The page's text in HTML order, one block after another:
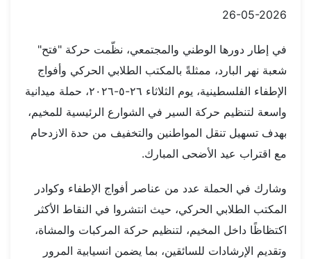
26-05-2026
في إطار دورها الوطني والمجتمعي، نظّمت حركة "فتح"
شعبة نهر البارد، ممثلةً بالمكتب الطلابي الحركي وأفواج
الإطفاء الفلسطينية، يوم الثلاثاء ٢٦-٥-٢٠٢٦، حملة ميدانية
واسعة لتنظيم حركة السير في الشوارع الرئيسية للمخيم،
بهدف تسهيل تنقل المواطنين والتخفيف من حدة الازدحام
مع اقتراب عيد الأضحى المبارك.
وشارك في الحملة عدد من عناصر أفواج الإطفاء وكوادر
المكتب الطلابي الحركي، حيث انتشروا في النقاط الأكثر
اكتظاظًا داخل المخيم، لتنظيم حركة المركبات والمشاة،
وتقديم الإرشادات للسائقين، بما يضمن انسيابية المرور